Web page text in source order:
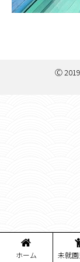
Ⓒ
ホーム 未就